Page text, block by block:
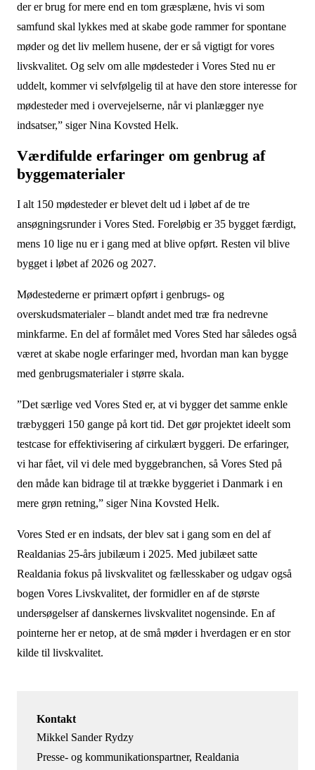
der er brug for mere end en tom græsplæne, hvis vi som
samfund skal lykkes med at skabe gode rammer for spontane
møder og det liv mellem husene, der er så vigtigt for vores
livskvalitet. Og selv om alle mødesteder i Vores Sted nu er
uddelt, kommer vi selvfølgelig til at have den store interesse for
mødesteder med i overvejelserne, når vi planlægger nye
indsatser,” siger Nina Kovsted Helk.
Værdifulde erfaringer om genbrug af
byggematerialer
I alt 150 mødesteder er blevet delt ud i løbet af de tre
ansøgningsrunder i Vores Sted. Foreløbig er 35 bygget færdigt,
mens 10 lige nu er i gang med at blive opført. Resten vil blive
bygget i løbet af 2026 og 2027.
Mødestederne er primært opført i genbrugs- og
overskudsmaterialer – blandt andet med træ fra nedrevne
minkfarme. En del af formålet med Vores Sted har således også
været at skabe nogle erfaringer med, hvordan man kan bygge
med genbrugsmaterialer i større skala.
”Det særlige ved Vores Sted er, at vi bygger det samme enkle
træbyggeri 150 gange på kort tid. Det gør projektet ideelt som
testcase for effektivisering af cirkulært byggeri. De erfaringer,
vi har fået, vil vi dele med byggebranchen, så Vores Sted på
den måde kan bidrage til at trække byggeriet i Danmark i en
mere grøn retning,” siger Nina Kovsted Helk.
Vores Sted er en indsats, der blev sat i gang som en del af
Realdanias 25-års jubilæum i 2025. Med jubilæet satte
Realdania fokus på livskvalitet og fællesskaber og udgav også
bogen Vores Livskvalitet, der formidler en af de største
undersøgelser af danskernes livskvalitet nogensinde. En af
pointerne her er netop, at de små møder i hverdagen er en stor
kilde til livskvalitet.
Kontakt
Mikkel Sander Rydzy
Presse- og kommunikationspartner, Realdania